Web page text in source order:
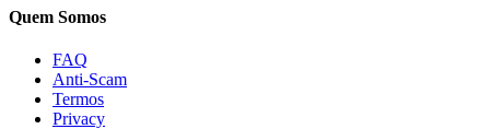
Quem Somos
FAQ
Anti-Scam
Termos
Privacy